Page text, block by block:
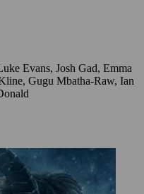
děsivé zvíře. Navzdory
ukrývá vlídná duše
McDonald